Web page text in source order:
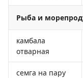
Рыба и
камбала
отварная
семга на пару